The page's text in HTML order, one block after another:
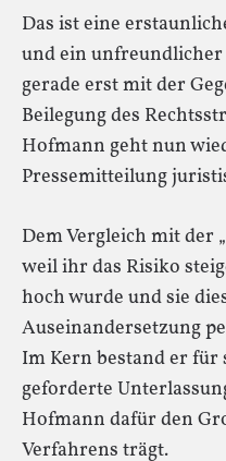
Das ist eine
und ein
gerade erst mit der
Beilegung des
Hofmann geht nun
Pressemitteilung
Dem Vergleich mit der
weil ihr das Risiko
hoch wurde und sie
Auseinandersetzung
Im Kern bestand er für
geforderte
Hofmann dafür den
Verfahrens trägt.